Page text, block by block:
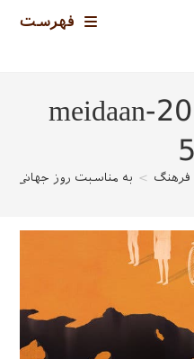
فهرست
meidaan-
فرهنگ > به مناسبت روز جهانی